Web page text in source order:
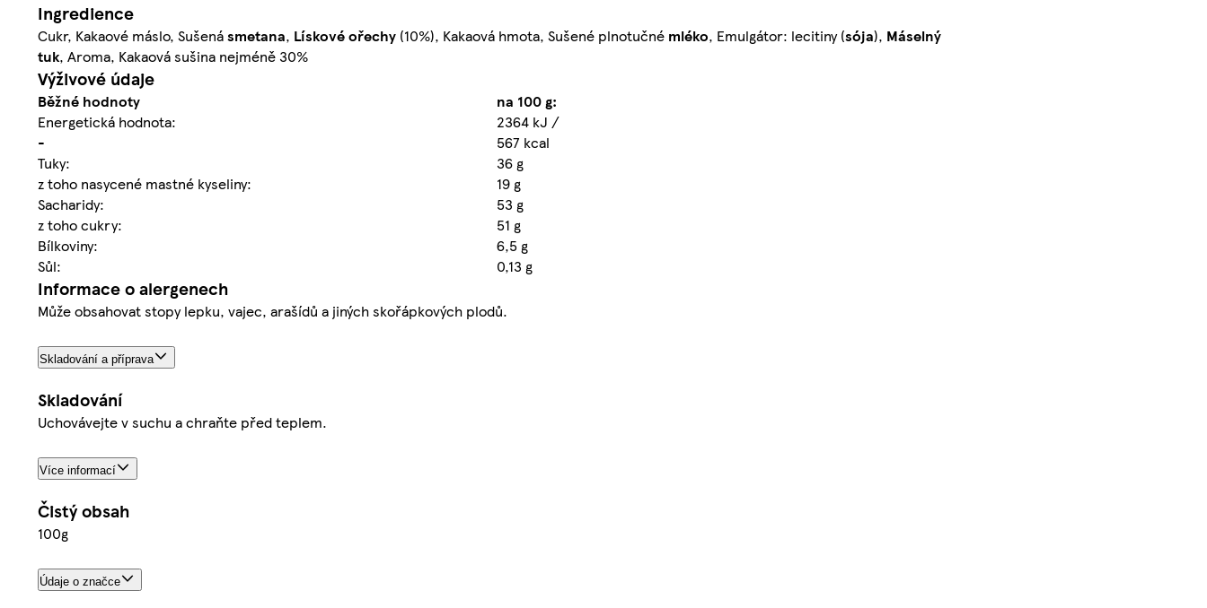
Ingredience
Cukr, Kakaové máslo, Sušenásmetana, Lískové ořechy (10%), Kakaová hmota, Sušené plnotučné mléko, Emulgátor: lecitiny (sója), Máselný
tuk, Aroma, Kakaová sušina nejméně 30%
Výživové údaje
Běžné hodnoty
na 100 g:
Energetická hodnota:
2364 kJ /
-
567 kcal
Tuky:
36 g
z toho nasycené mastné kyseliny:
19 g
Sacharidy:
53 g
z toho cukry:
51 g
Bílkoviny:
6,5 g
Sůl:
0,13 g
Informace o alergenech
Může obsahovat stopy lepku, vajec, arašídů a jiných skořápkových plodů.
Skladování a příprava
Skladování
Uchovávejte v suchu a chraňte před teplem.
Více informací
Čistý obsah
100g
Údaje o značce